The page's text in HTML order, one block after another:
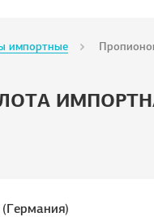
импортные